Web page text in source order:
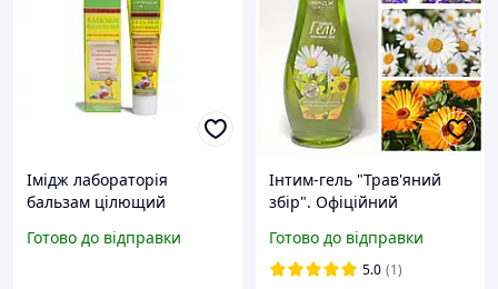
Імідж лабораторія
бальзам цілющий
Готово до відправки
Інтим-гель "Трав'яний
збір". Офіційний
лабораторія"
Готово до відправки
5.0 (1)